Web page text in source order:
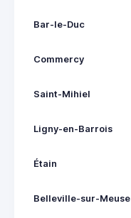
Bar-le-Duc
Commercy
Saint-Mihiel
Ligny-en-Barrois
Étain
Belleville-sur-Meuse